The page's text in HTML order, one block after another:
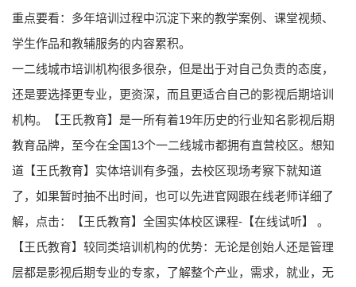
重点要看：多年培训过程中沉淀下来的教学案例、课堂视频、
学生作品和教辅服务的内容累积。
一二线城市培训机构很多很杂，但是出于对自己负责的态度，
还是要选择更专业，更资深，而且更适合自己的影视后期培训
机构。【王氏教育】是一所有着19年历史的行业知名影视后期
教育品牌，至今在全国13个一二线城市都拥有直营校区。想知
道【王氏教育】实体培训有多强，去校区现场考察下就知道
了，如果暂时抽不出时间，也可以先进官网跟在线老师详细了
解，点击：【王氏教育】全国实体校区课程-【在线试听】 。
【王氏教育】较同类培训机构的优势：无论是创始人还是管理
层都是影视后期专业的专家，了解整个产业，需求，就业，无